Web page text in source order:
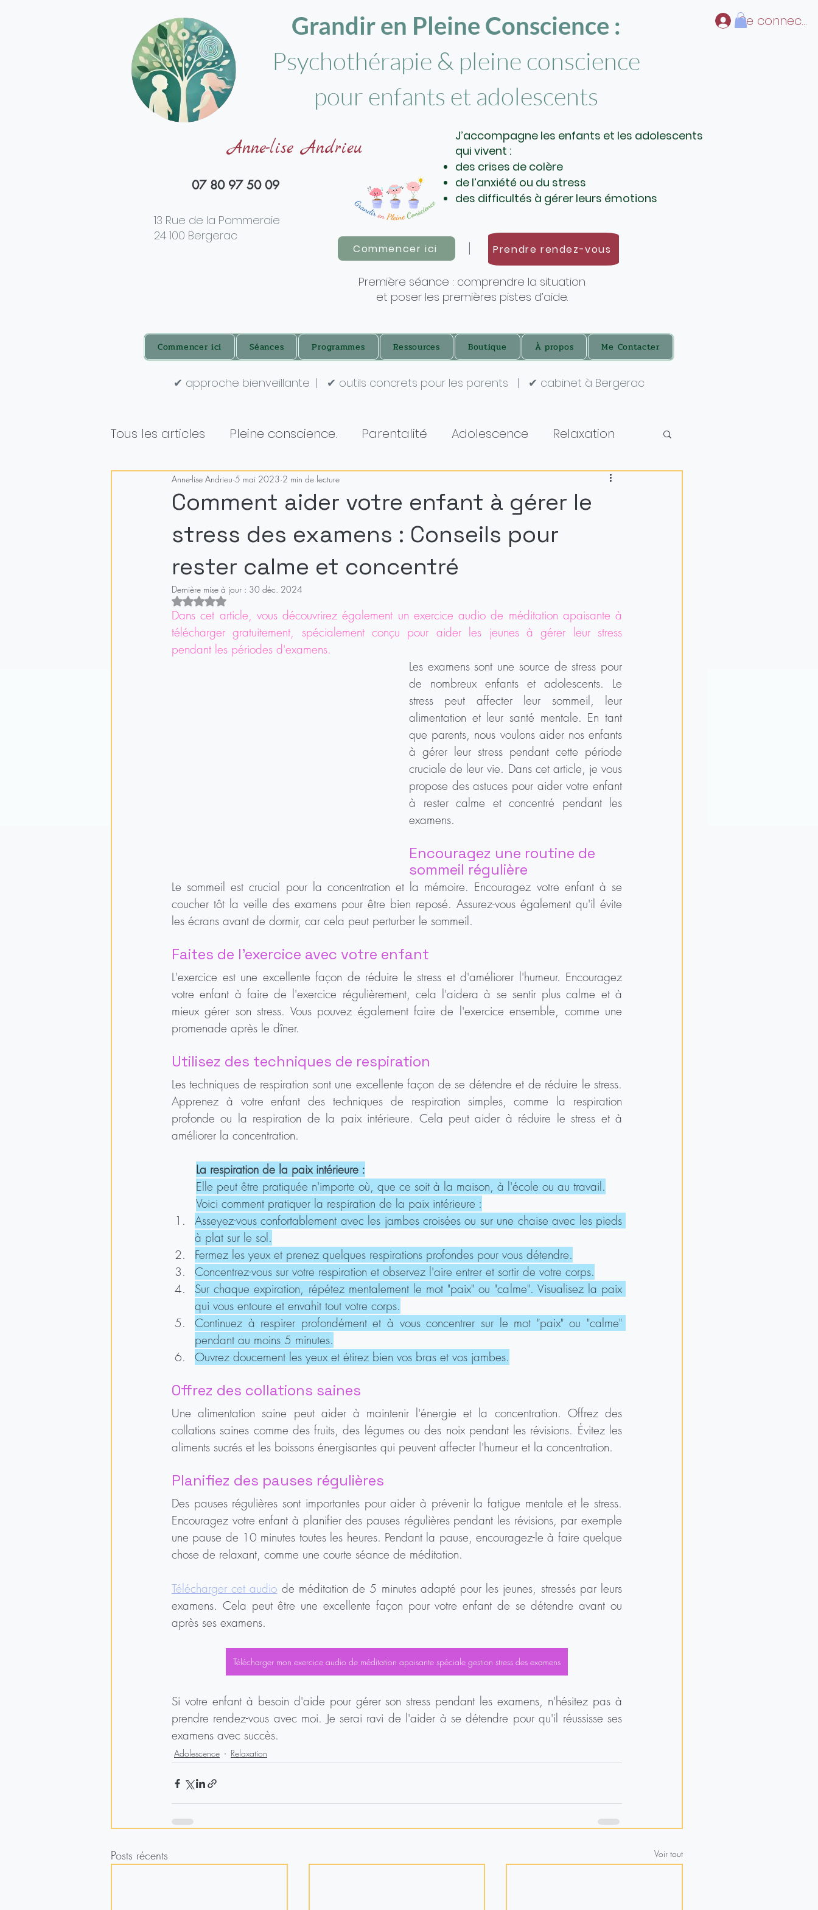
Grandir en Pleine Conscience :
Psychothérapie & pleine conscience
pour enfants et adolescents
Se connecter
Anne-lise Andrieu
07 80 97 50 09
13 Rue de la Pommeraie
24 100 Bergerac
Commencer ici
J’accompagne les enfants et les adolescents
qui vivent :
des crises de colère
de l’anxiété ou du stress
des difficultés à gérer leurs émotions
| Prendre rendez-vous
Première séance : comprendre la situation
et poser les premières pistes d’aide.
Commencer ici Séances Programmes Ressources Boutique À propos Me Contacter
✔ approche bienveillante | ✔ outils concrets pour les parents | ✔ cabinet à Bergerac
Tous les articles Pleine conscience. Parentalité Adolescence Relaxation
Comment aider votre enfant à gérer le
stress des examens : Conseils pour
rester calme et concentré
Anne-lise Andrieu 5 mai 2023 2 min de lecture
Dernière mise à jour : 30 déc. 2024
Noté NaN étoiles sur 5.
Dans cet article, vous découvrirez également un exercice audio de méditation apaisante à
télécharger gratuitement, spécialement conçu pour aider les jeunes à gérer leur stress
pendant les périodes d'examens.
Les examens sont une source de stress pour
de nombreux enfants et adolescents. Le
stress peut affecter leur sommeil, leur
alimentation et leur santé mentale. En tant
que parents, nous voulons aider nos enfants
à gérer leur stress pendant cette période
cruciale de leur vie. Dans cet article, je vous
propose des astuces pour aider votre enfant
à rester calme et concentré pendant les
examens.
Encouragez une routine de
sommeil régulière
Le sommeil est crucial pour la concentration et la mémoire. Encouragez votre enfant à se
coucher tôt la veille des examens pour être bien reposé. Assurez-vous également qu'il évite
les écrans avant de dormir, car cela peut perturber le sommeil.
Faites de l'exercice avec votre enfant
L'exercice est une excellente façon de réduire le stress et d'améliorer l'humeur. Encouragez
votre enfant à faire de l'exercice régulièrement, cela l'aidera à se sentir plus calme et à
mieux gérer son stress. Vous pouvez également faire de l'exercice ensemble, comme une
promenade après le dîner.
Utilisez des techniques de respiration
Les techniques de respiration sont une excellente façon de se détendre et de réduire le stress.
Apprenez à votre enfant des techniques de respiration simples, comme la respiration
profonde ou la respiration de la paix intérieure. Cela peut aider à réduire le stress et à
améliorer la concentration.
La respiration de la paix intérieure :
Elle peut être pratiquée n'importe où, que ce soit à la maison, à l'école ou au travail.
Voici comment pratiquer la respiration de la paix intérieure :
Asseyez-vous confortablement avec les jambes croisées ou sur une chaise avec les pieds
à plat sur le sol.
Fermez les yeux et prenez quelques respirations profondes pour vous détendre.
Concentrez-vous sur votre respiration et observez l'aire entrer et sortir de votre corps.
Sur chaque expiration, répétez mentalement le mot "paix" ou "calme". Visualisez la paix
qui vous entoure et envahit tout votre corps.
Continuez à respirer profondément et à vous concentrer sur le mot "paix" ou "calme"
pendant au moins 5 minutes.
Ouvrez doucement les yeux et étirez bien vos bras et vos jambes.
Offrez des collations saines
Une alimentation saine peut aider à maintenir l'énergie et la concentration. Offrez des
collations saines comme des fruits, des légumes ou des noix pendant les révisions. Évitez les
aliments sucrés et les boissons énergisantes qui peuvent affecter l'humeur et la concentration.
Planifiez des pauses régulières
Des pauses régulières sont importantes pour aider à prévenir la fatigue mentale et le stress.
Encouragez votre enfant à planifier des pauses régulières pendant les révisions, par exemple
une pause de 10 minutes toutes les heures. Pendant la pause, encouragez-le à faire quelque
chose de relaxant, comme une courte séance de méditation.
Télécharger cet audio de méditation de 5 minutes adapté pour les jeunes, stressés par leurs
examens. Cela peut être une excellente façon pour votre enfant de se détendre avant ou
après ses examens.
Télécharger mon exercice audio de méditation apaisante spéciale gestion stress des examens
Si votre enfant à besoin d'aide pour gérer son stress pendant les examens, n'hésitez pas à
prendre rendez-vous avec moi. Je serai ravi de l'aider à se détendre pour qu'il réussisse ses
examens avec succès.
Adolescence Relaxation
Posts récents Voir tout